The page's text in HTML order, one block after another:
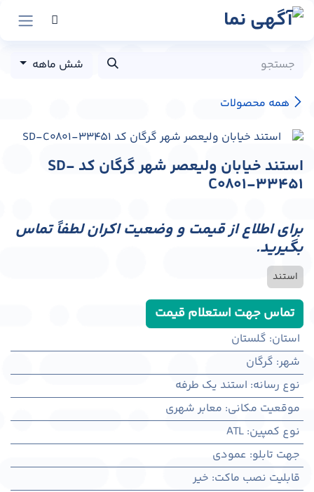
پرش به محتوا
همه محصولات
شش ماهه
استند خیابان ولیعصر شهر گرگان کد SD-
C0801-33451
برای اطلاع از قیمت و وضعیت اکران لطفاً تماس
بگیرید.
استند
تماس جهت استعلام قیمت
استان: گلستان
شهر: گرگان
نوع رسانه: استند یک طرفه
موقعیت مکانی: معابر شهری
نوع کمپین:
ATL
جهت تابلو: عمودی
قابلیت نصب ماکت: خیر